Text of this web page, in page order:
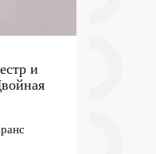
и